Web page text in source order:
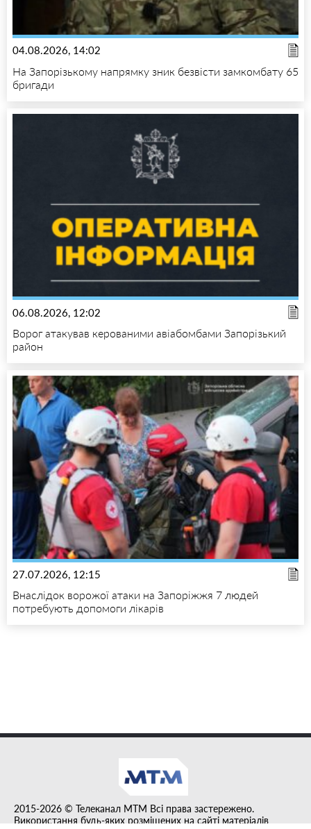
04.08.2026, 14:02
На Запорізькому напрямку зник безвісти замкомбату 65
бригади
06.08.2026, 12:02
Ворог атакував керованими авіабомбами Запорізький
район
27.07.2026, 12:15
Внаслідок ворожої атаки на Запоріжжя 7 людей
потребують допомоги лікарів
2015-2026 © Телеканал MTM Всі права застережено.
Використання будь-яких розміщених на сайті матеріалів